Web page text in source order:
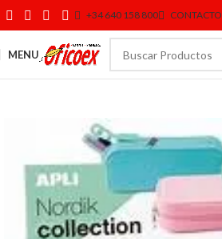
+34 640 158 800 CONTACTO
MENU